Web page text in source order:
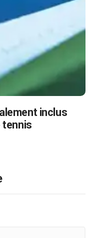
inclus
tennis